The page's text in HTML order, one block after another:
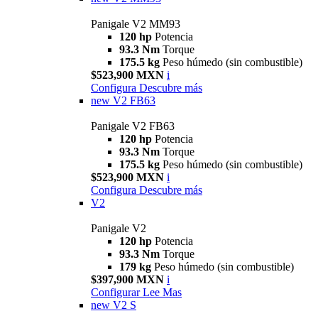
Panigale V2 MM93
120 hp Potencia
93.3 Nm Torque
175.5 kg Peso húmedo (sin combustible)
$523,900 MXN i
Configura Descubre más
new V2 FB63
Panigale V2 FB63
120 hp Potencia
93.3 Nm Torque
175.5 kg Peso húmedo (sin combustible)
$523,900 MXN i
Configura Descubre más
V2
Panigale V2
120 hp Potencia
93.3 Nm Torque
179 kg Peso húmedo (sin combustible)
$397,900 MXN i
Configurar Lee Mas
new V2 S